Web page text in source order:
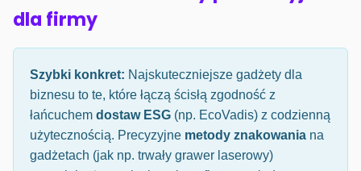
dla firmy
Szybki konkret: Najskuteczniejsze gadżety dla
biznesu to te, które łączą ścisłą zgodność z
łańcuchem dostaw ESG (np. EcoVadis) z codzienną
użytecznością. Precyzyjne metody znakowania na
gadżetach (jak np. trwały grawer laserowy)